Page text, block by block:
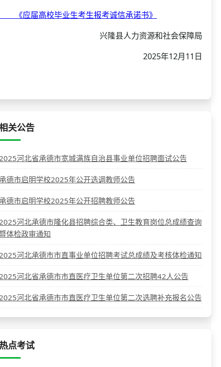
应届高校毕业生考生报考诚信承诺书》
兴隆县人力资源和社会保障局
2025年12月11日
关公告
河北省承德市宽城满族自治县事业单位招聘面试公告
德市启明学校2025年公开选调教师公告
德市启明学校2025年公开招聘教师公告
河北承德市隆化县招聘综合类、卫生教育岗位总成绩查询
体检政审通知
河北承德市市直事业单位招聘考试总成绩及考核体检通知
河北省承德市市直医疗卫生单位第二次招聘42人公告
河北省承德市市直医疗卫生单位第二次选聘补充报名公告
点考试